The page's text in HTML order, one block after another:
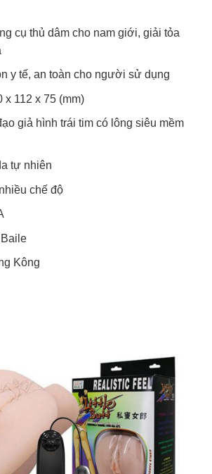
cụ thủ dâm cho nam giới, giải tỏa
y tế, an toàn cho người sử dụng
x 112 x 75 (mm)
giả hình trái tim có lông siêu mềm
tự nhiên
chế độ
Kông